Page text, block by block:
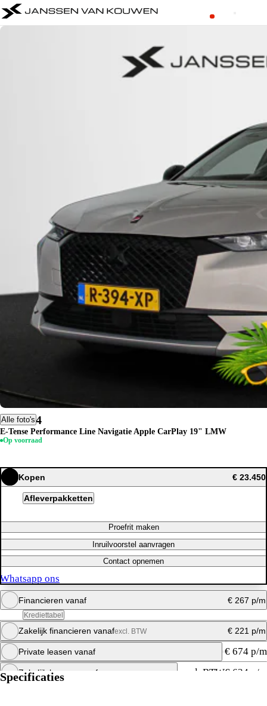
Alle foto's
DS DS 4
E-Tense Performance Line Navigatie Apple CarPlay 19" LMW
Op voorraad
Kopen € 23.450
Afleverpakketten
Proefrit maken
Inruilvoorstel aanvragen
Contact opnemen
Whatsapp ons
Financieren vanaf € 267 p/m
Krediettabel
Maandbedrag berekenen
Whatsapp ons
Zakelijk financieren vanafexcl. BTW € 221 p/m
Maandbedrag berekenen
Whatsapp ons
Private leasen vanaf € 674 p/m
Maandbedrag berekenen
Zakelijk leasen vanaf excl. BTW€ 634 p/m
Specificaties